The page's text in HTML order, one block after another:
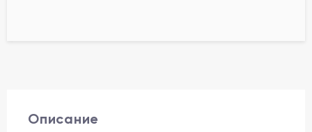
Описание